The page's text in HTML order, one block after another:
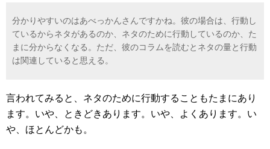
分かりやすいのはあべっかんさんですかね。彼の場合は、行動し
ているからネタがあるのか、ネタのために行動しているのか、た
まに分からなくなる。ただ、彼のコラムを読むとネタの量と行動
は関連していると思える。
言われてみると、ネタのために行動することもたまにあり
ます。いや、ときどきあります。いや、よくあります。い
や、ほとんどかも。